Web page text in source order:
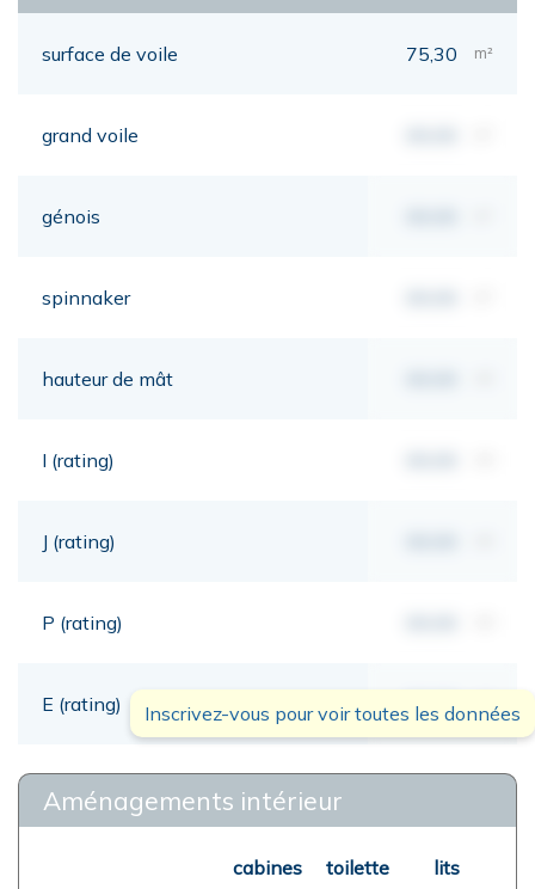
surface de voile 75,30 m²
grand voile
génois
spinnaker
hauteur de mât
I (rating)
J (rating)
P (rating)
E (rating) 00,00
Inscrivez-vous pour voir toutes les données
Aménagements intérieur
cabines toilette lits